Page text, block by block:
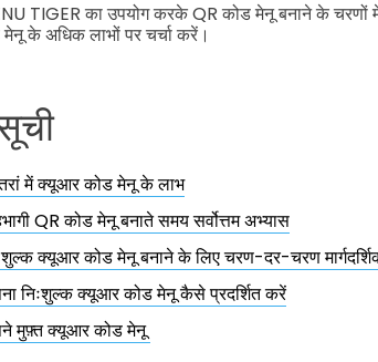
TIGER का उपयोग करके QR कोड मेनू बनाने के
के अधिक लाभों पर चर्चा करें।
में क्यूआर कोड मेनू के लाभ
QR कोड मेनू बनाते समय सर्वोत्तम अभ्यास
क्यूआर कोड मेनू बनाने के लिए चरण-दर-चरण
निःशुल्क क्यूआर कोड मेनू कैसे प्रदर्शित करें
मुफ़्त क्यूआर कोड मेनू